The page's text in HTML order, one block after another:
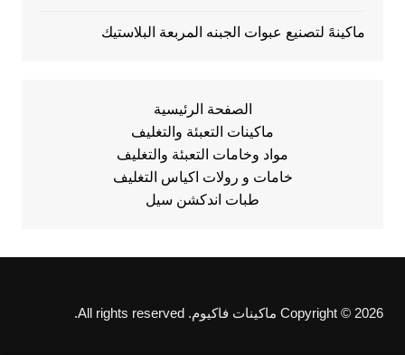
ماكينهً لتصنيع عبوات الجبنه المربعة البلاستيك
الصفحة الرئيسية
ماكينات التعبئة والتغليف
مواد وخامات التعبئة والتغليف
خامات و رولات اكياس التغليف
طبات اندكشن سيل
Copyright © 2026 ماكينات فاكيوم. All rights reserved.